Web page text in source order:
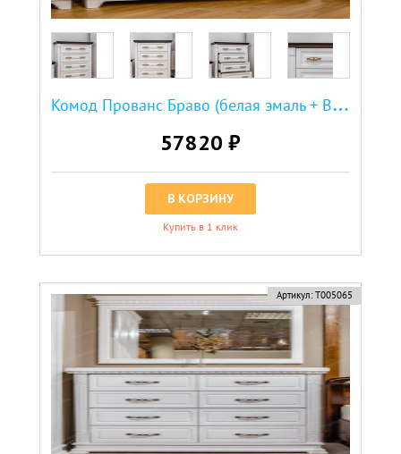
К
омод Прованс Браво (белая эмаль + Венге 3)
57820 ₽
В КОРЗИНУ
Купить в 1 клик
Артикул: Т005065